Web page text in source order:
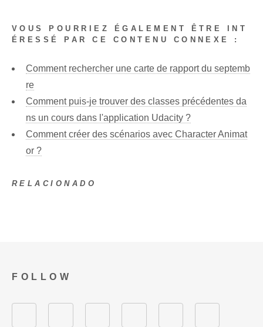
VOUS POURRIEZ ÉGALEMENT ÊTRE INT
ÉRESSÉ PAR CE CONTENU CONNEXE :
Comment rechercher une carte de rapport du septemb
re
Comment puis-je trouver des classes précédentes da
ns un cours dans l'application Udacity ?
Comment créer des scénarios avec Character Animat
or ?
RELACIONADO
FOLLOW